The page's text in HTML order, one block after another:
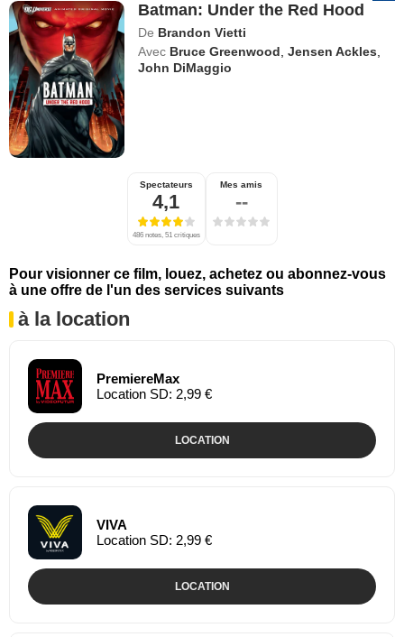
Batman: Under the Red Hood
De Brandon Vietti
Avec Bruce Greenwood ,Jensen Ackles
John DiMaggio
Spectateurs
4,1
486 notes, 51 critiques
Mes amis
--
Pour visionner ce film, louez, achetez ou abonnez-vous
à une offre de l'un des services suivants
à la location
PremiereMax
Location SD: 2,99 €
LOCATION
VIVA
Location SD: 2,99 €
LOCATION